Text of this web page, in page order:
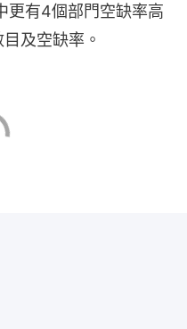
更有4個部門空缺率高
及空缺率。